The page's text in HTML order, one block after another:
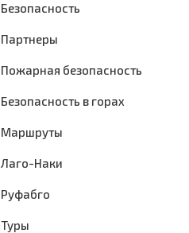
Безопасность
Партнеры
Пожарная безопасность
Безопасность в горах
Маршруты
Лаго-Наки
Руфабго
Туры